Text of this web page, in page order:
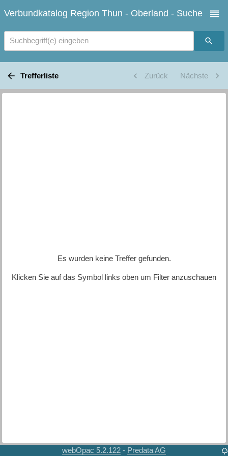
Verbundkatalog Region Thun - Oberland - Suche
Suchbegriff(e) eingeben
Trefferliste Zurück Nächste
Es wurden keine Treffer gefunden.
Klicken Sie auf das Symbol links oben um Filter anzuschauen
webOpac 5.2.122 - Predata AG